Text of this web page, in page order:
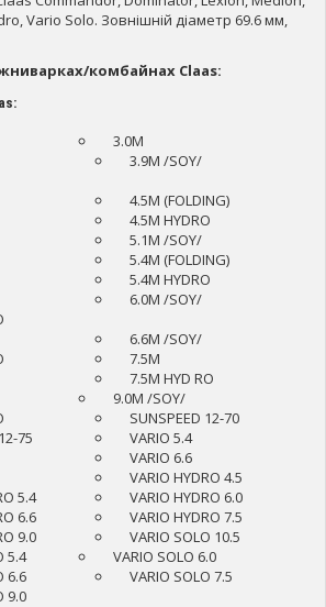
Vario Solo. Зовнішній діаметр 69.6 мм,
комбайнах Claas:
3.0M
3.9M /SOY/
4.5M (FOLDING)
4.5M HYDRO
5.1M /SOY/
5.4M (FOLDING)
5.4M HYDRO
6.0M /SOY/
6.6M /SOY/
7.5M
7.5M HYD RO
9.0M /SOY/
SUNSPEED 12-70
75
VARIO 5.4
VARIO 6.6
VARIO HYDRO 4.5
5.4
VARIO HYDRO 6.0
6.6
VARIO HYDRO 7.5
9.0
VARIO SOLO 10.5
5.4
VARIO SOLO 6.0
6.6
VARIO SOLO 7.5
9.0